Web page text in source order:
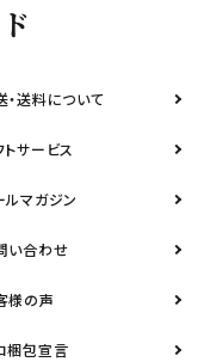
・送料について
トサービス
ルマガジン
い合わせ
様の声
梱包宣言